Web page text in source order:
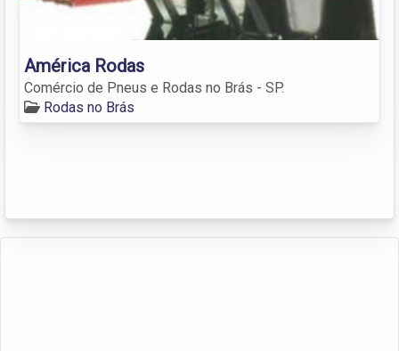
América Rodas
Comércio de Pneus e Rodas no Brás - SP.
Rodas no Brás